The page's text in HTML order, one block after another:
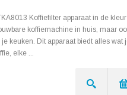
Koffiefilter apparaat in de
koffiemachine in huis, maar
keuken. Dit apparaat biedt alles wat
elke ...